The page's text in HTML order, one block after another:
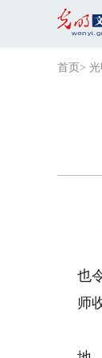
首页 >
也
师